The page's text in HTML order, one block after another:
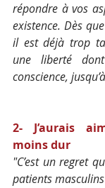
répondre à vos
existence. Dès
il est déjà trop
une liberté
conscience,
2- J’aurais
moins dur
"C’est un regret
patients